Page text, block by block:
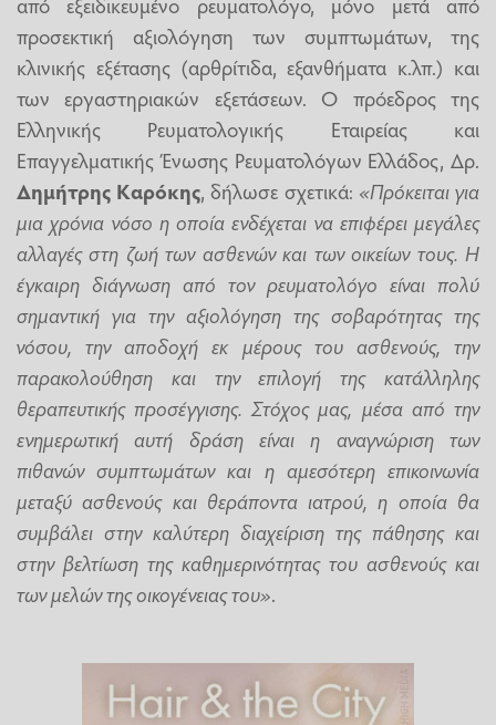
προσεκτική αξιολόγηση των συμπτωμάτων, της
κλινικής εξέτασης (αρθρίτιδα, εξανθήματα κ.λπ.) και
των εργαστηριακών εξετάσεων. Ο πρόεδρος της
Ελληνικής Ρευματολογικής Εταιρείας και
Επαγγελματικής Ένωσης Ρευματολόγων Ελλάδος, Δρ.
Δημήτρης Καρόκης, δήλωσε σχετικά: «Πρόκειται για
μια χρόνια νόσο η οποία ενδέχεται να επιφέρει μεγάλες
αλλαγές στη ζωή των ασθενών και των οικείων τους. Η
έγκαιρη διάγνωση από τον ρευματολόγο είναι πολύ
σημαντική για την αξιολόγηση της σοβαρότητας της
νόσου, την αποδοχή εκ μέρους του ασθενούς, την
παρακολούθηση και την επιλογή της κατάλληλης
θεραπευτικής προσέγγισης. Στόχος μας, μέσα από την
ενημερωτική αυτή δράση είναι η αναγνώριση των
πιθανών συμπτωμάτων και η αμεσότερη επικοινωνία
μεταξύ ασθενούς και θεράποντα ιατρού, η οποία θα
συμβάλει στην καλύτερη διαχείριση της πάθησης και
στην βελτίωση της καθημερινότητας του ασθενούς και
των μελών της οικογένειας του».